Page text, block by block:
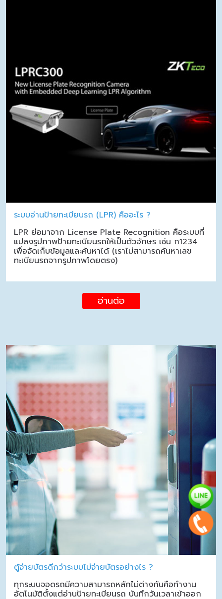
ระบบอ่านป้ายทะเบียนรถ (LPR) คืออะไร ?
LPR ย่อมาจาก License Plate Recognition คือระบบที่
แปลงรูปภาพป้ายทะเบียนรถให้เป็นตัวอักษร เช่น ก1234
เพื่อจัดเก็บข้อมูลและค้นหาได้ (เราไม่สามารถค้นหาเลข
ทะเบียนรถจากรูปภาพโดยตรง)
อ่านต่อ
ตู้จ่ายบัตรดีกว่าระบบไม่จ่ายบัตรอย่างไร ?
ทุกระบบจอดรถมีความสามารถหลักไม่ต่างกันคือทำงาน
อัตโนมัติตั้งแต่อ่านป้ายทะเบียนรถ บันทึกวันเวลาเข้าออก